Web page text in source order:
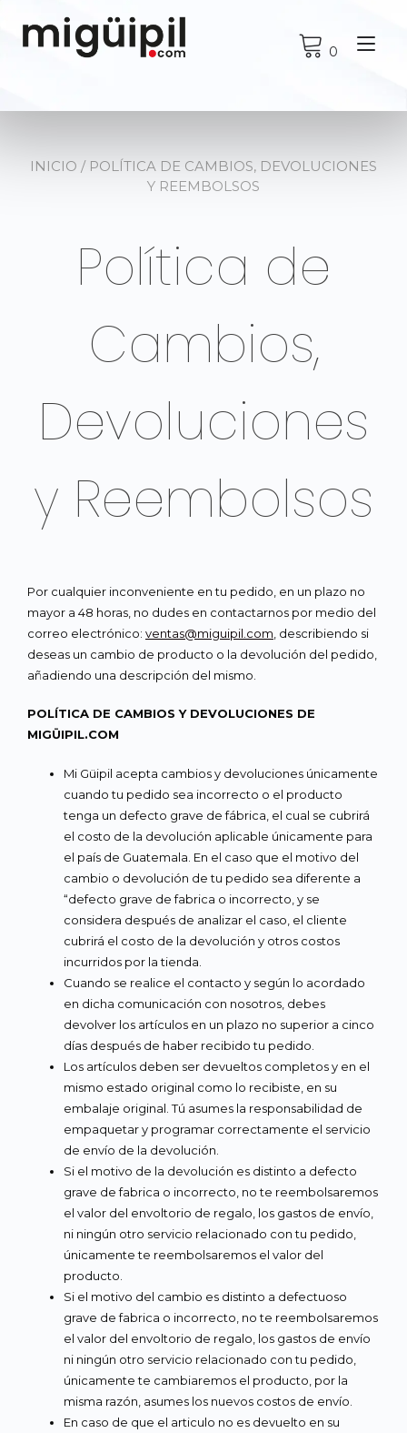
0
INICIO / POLÍTICA DE CAMBIOS, DEVOLUCIONES
Y REEMBOLSOS
Política de
Cambios,
Devoluciones
y Reembolsos
Por cualquier inconveniente en tu pedido, en un plazo no
mayor a 48 horas, no dudes en contactarnos por medio del
correo electrónico: ventas@miguipil.com , describiendo si
deseas un cambio de producto o la devolución del pedido,
añadiendo una descripción del mismo.
POLÍTICA DE CAMBIOS Y DEVOLUCIONES DE
MIGÜIPIL.COM
Mi Güipil acepta cambios y devoluciones únicamente
cuando tu pedido sea incorrecto o el producto
tenga un defecto grave de fábrica, el cual se cubrirá
el costo de la devolución aplicable únicamente para
el país de Guatemala. En el caso que el motivo del
cambio o devolución de tu pedido sea diferente a
“defecto grave de fabrica o incorrecto, y se
considera después de analizar el caso, el cliente
cubrirá el costo de la devolución y otros costos
incurridos por la tienda.
Cuando se realice el contacto y según lo acordado
en dicha comunicación con nosotros, debes
devolver los artículos en un plazo no superior a cinco
días después de haber recibido tu pedido.
Los artículos deben ser devueltos completos y en el
mismo estado original como lo recibiste, en su
embalaje original. Tú asumes la responsabilidad de
empaquetar y programar correctamente el servicio
de envío de la devolución.
Si el motivo de la devolución es distinto a defecto
grave de fabrica o incorrecto, no te reembolsaremos
el valor del envoltorio de regalo, los gastos de envío,
ni ningún otro servicio relacionado con tu pedido,
únicamente te reembolsaremos el valor del
producto.
Si el motivo del cambio es distinto a defectuoso
grave de fabrica o incorrecto, no te reembolsaremos
el valor del envoltorio de regalo, los gastos de envío
ni ningún otro servicio relacionado con tu pedido,
únicamente te cambiaremos el producto, por la
misma razón, asumes los nuevos costos de envío.
En caso de que el articulo no es devuelto en su